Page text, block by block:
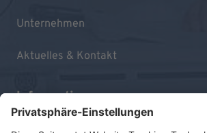
Unternehmen
Aktuelles & Kontakt
Informationen